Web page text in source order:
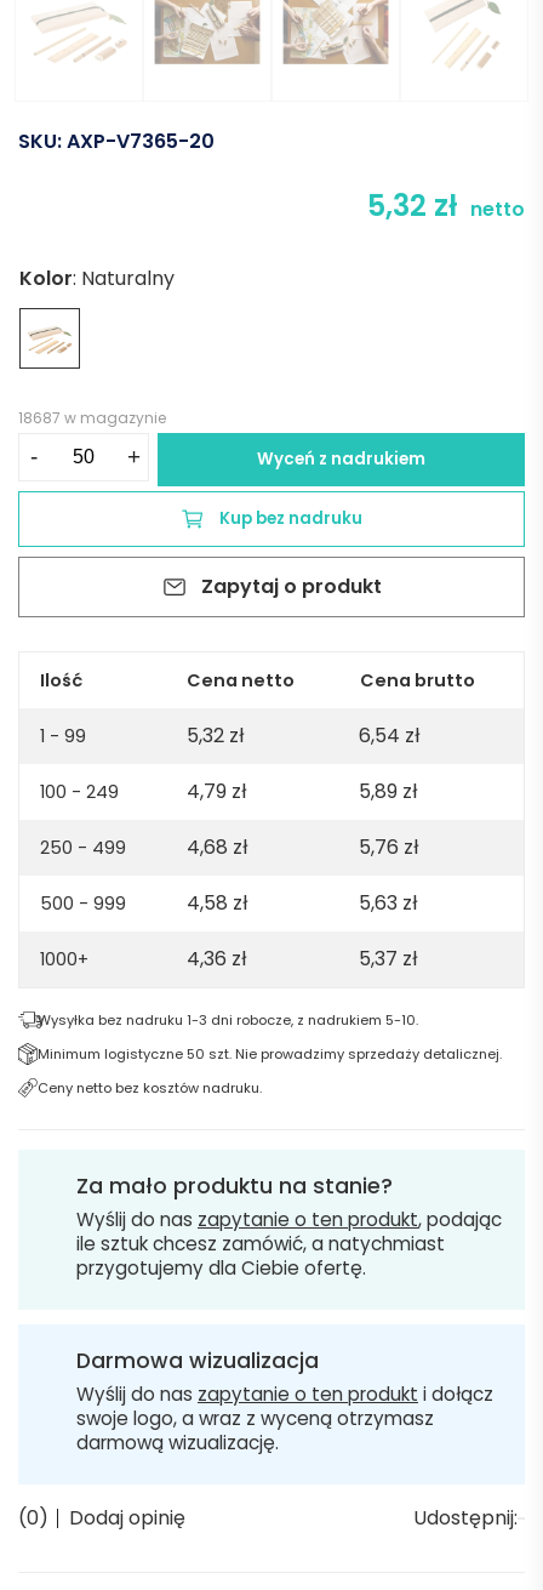
SKU:AXP-V7365-20
5,32 zł netto
Kolor: Naturalny
18687 w magazynie
-
ołówek,
linijka,
+ Wyceń z nadrukiem
Kup bez nadruku
Zapytaj o produkt
Ilość Cena netto Cena brutto
1 - 99 5,32 zł 6,54 zł
100 - 249 4,79 zł 5,89 zł
250 - 499 4,68 zł 5,76 zł
500 - 999 4,58 zł 5,63 zł
1000+ 4,36 zł 5,37 zł
Wysyłka bez nadruku 1-3 dni robocze, z nadrukiem 5-10.
Minimum logistyczne 50 szt. Nie prowadzimy sprzedaży detalicznej.
Ceny netto bez kosztów nadruku.
Za mało produktu na stanie?
Wyślij do nas zapytanie o ten produkt, podając
ile sztuk chcesz zamówić, a natychmiast
przygotujemy dla Ciebie ofertę.
Darmowa wizualizacja
Wyślij do nas zapytanie o ten produkt i dołącz
swoje logo, a wraz z wyceną otrzymasz
darmową wizualizację.
(0) Dodaj opinię Udostępnij: